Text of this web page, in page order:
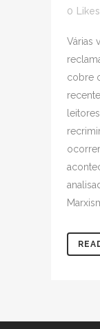
0 Likes
Várias
cobre